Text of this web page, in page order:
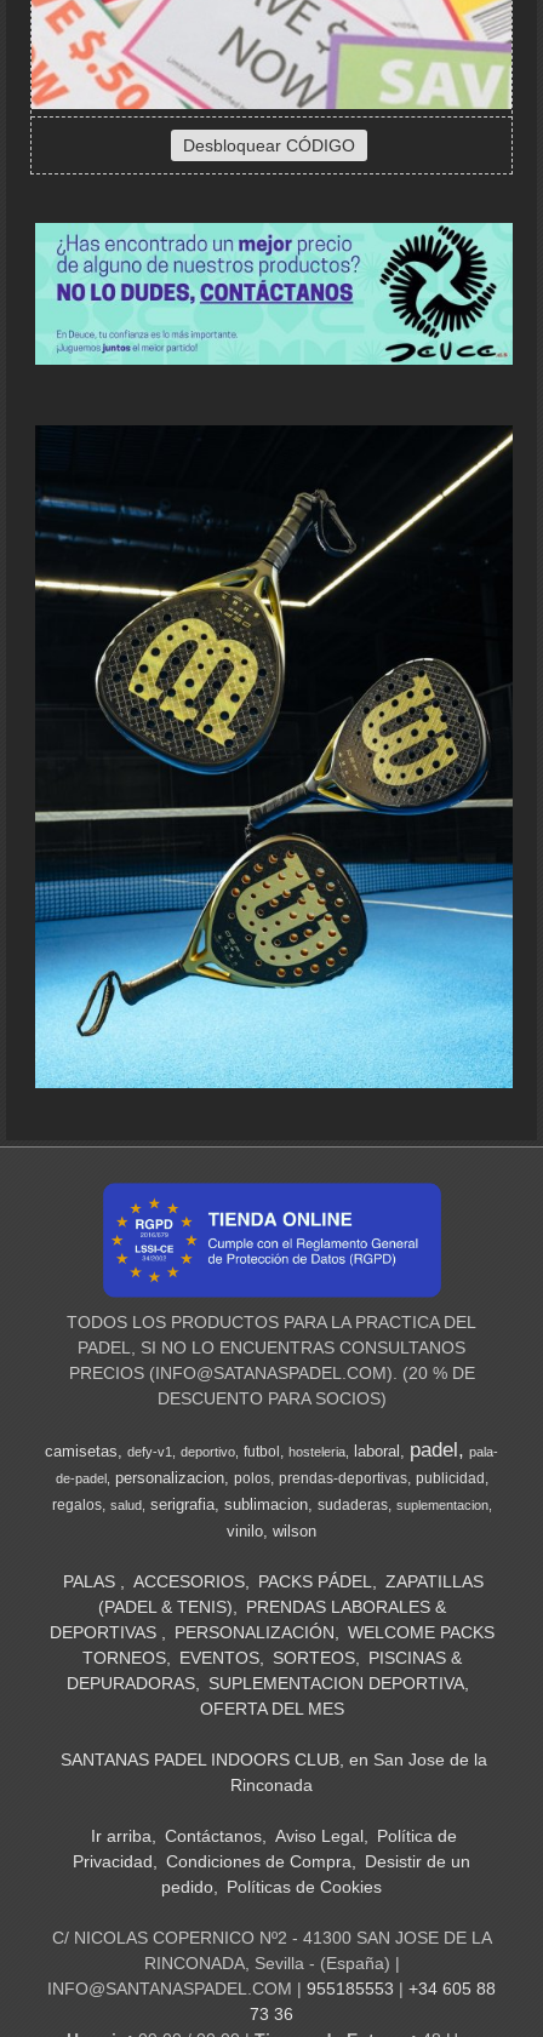
TODOS LOS PRODUCTOS PARA LA PRACTICA DEL
PADEL, SI NO LO ENCUENTRAS CONSULTANOS
PRECIOS (INFO@SATANASPADEL.COM). (20 % DE
DESCUENTO PARA SOCIOS)
camisetas defy-v1 deportivo futbol hosteleria laboral padel
pala-
de-padel
personalizacion polos prendas-deportivas publicidad
regalos
salud serigrafia sublimacion sudaderas suplementacion
vinilo wilson
PALAS ACCESORIOS PACKS PÁDEL
ZAPATILLAS
(PADEL & TENIS)
PRENDAS LABORALES &
DEPORTIVAS
PERSONALIZACIÓN
WELCOME PACKS
TORNEOS
EVENTOS SORTEOS
PISCINAS &
DEPURADORAS
SUPLEMENTACION DEPORTIVA
OFERTA DEL MES
SANTANAS PADEL INDOORS CLUB, en San Jose de la
Rinconada
Ir arriba Contáctanos Aviso Legal
Política de
Privacidad
Condiciones de Compra
Desistir de un
pedido
Políticas de Cookies
C/ NICOLAS COPERNICO Nº2 - 41300 SAN JOSE DE LA
RINCONADA, Sevilla - (España) |
INFO@SANTANASPADEL.COM | 955185553 | +34 605 88
73 36